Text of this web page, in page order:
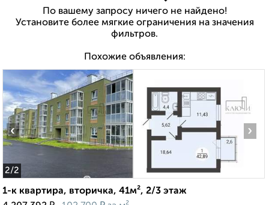
По вашему запросу ничего не найдено!
Установите более мягкие ограничения на значения
фильтров.
Похожие объявления:
2/2
‹ ›
1-к квартира, вторичка, 41м², 2/3 этаж